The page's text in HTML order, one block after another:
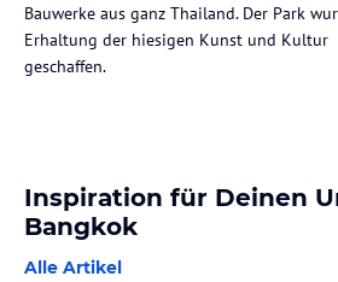
Bauwerke aus ganz Thailand. Der Park
Erhaltung der hiesigen Kunst und Kultur
geschaffen.
Inspiration für Deinen
Bangkok
Alle Artikel